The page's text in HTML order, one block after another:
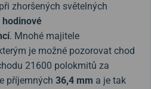
zhoršených světelných
hodinové
. Mnohé majitele
je možné pozorovat chod
21600 polokmitů za
příjemných 36,4 mm a je tak